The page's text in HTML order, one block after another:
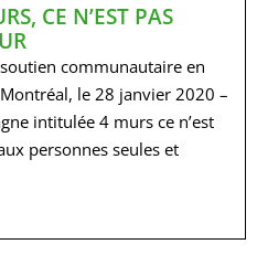
CE N’EST PAS
communautaire en
le 28 janvier 2020 –
intitulée 4 murs ce n’est
personnes seules et